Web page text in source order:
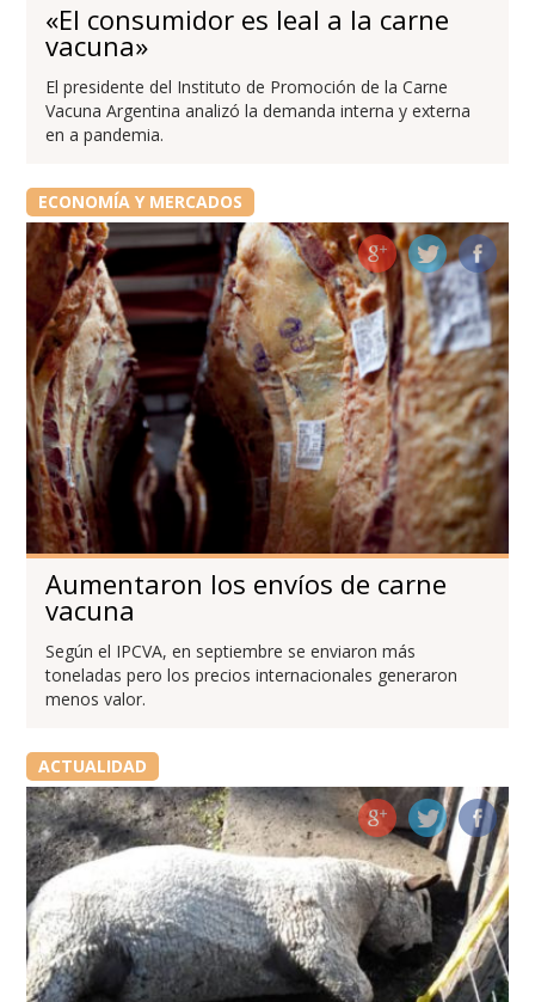
«El consumidor es leal a la carne
vacuna»
El presidente del Instituto de Promoción de la Carne
Vacuna Argentina analizó la demanda interna y externa
en a pandemia.
ECONOMÍA Y MERCADOS
Aumentaron los envíos de carne
vacuna
Según el IPCVA, en septiembre se enviaron más
toneladas pero los precios internacionales generaron
menos valor.
ACTUALIDAD